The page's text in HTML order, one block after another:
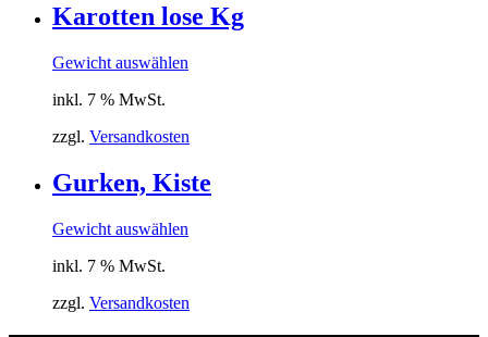
Karotten lose Kg
Gewicht auswählen
inkl. 7 % MwSt.
zzgl. Versandkosten
Gurken, Kiste
Gewicht auswählen
inkl. 7 % MwSt.
zzgl. Versandkosten